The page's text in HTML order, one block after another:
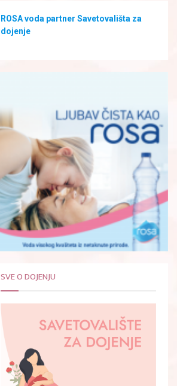
ROSA voda partner Savetovališta za
dojenje
SVE O DOJENJU